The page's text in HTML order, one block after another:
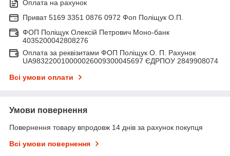
Оплата на рахунок
Приват 5169 3351 0876 0972 Фоп Поліщук О.П.
ФОП Поліщук Олексій Петрович Моно-банк
4035200042808276
Оплата за реквізитами ФОП Поліщук О. П. Рахунок
UA983220010000026009300045697 ЄДРПОУ 2849908074
Всі умови оплати
Умови повернення
Повернення товару впродовж 14 днів за рахунок покупця
Всі умови повернення